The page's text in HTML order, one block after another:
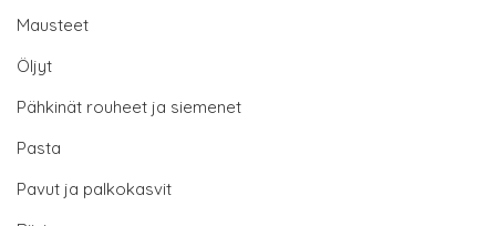
Mausteet
Öljyt
Pähkinät rouheet ja siemenet
Pasta
Pavut ja palkokasvit